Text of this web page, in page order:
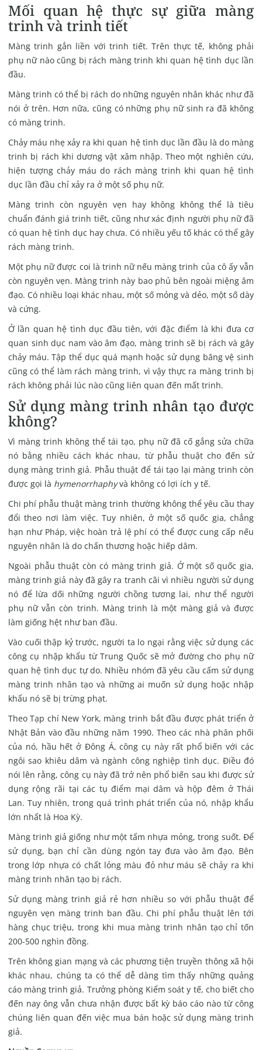
Mối quan hệ thực sự giữa màng
trinh và trinh tiết
Màng trinh gắn liền với trinh tiết. Trên thực tế, không phải
phụ nữ nào cũng bị rách màng trinh khi quan hệ tình dục lần
đầu.
Màng trinh có thể bị rách do những nguyên nhân khác như đã
nói ở trên. Hơn nữa, cũng có những phụ nữ sinh ra đã không
có màng trinh.
Chảy máu nhẹ xảy ra khi quan hệ tình dục lần đầu là do màng
trinh bị rách khi dương vật xâm nhập. Theo một nghiên cứu,
hiện tượng chảy máu do rách màng trinh khi quan hệ tình
dục lần đầu chỉ xảy ra ở một số phụ nữ.
Màng trinh còn nguyên vẹn hay không không thể là tiêu
chuẩn đánh giá trinh tiết, cũng như xác định người phụ nữ đã
có quan hệ tình dục hay chưa. Có nhiều yếu tố khác có thể gây
rách màng trinh.
Một phụ nữ được coi là trinh nữ nếu màng trinh của cô ấy vẫn
còn nguyên vẹn. Màng trinh này bao phủ bên ngoài miệng âm
đạo. Có nhiều loại khác nhau, một số mỏng và dẻo, một số dày
và cứng.
Ở lần quan hệ tình dục đầu tiên, với đặc điểm là khi đưa cơ
quan sinh dục nam vào âm đạo, màng trinh sẽ bị rách và gây
chảy máu. Tập thể dục quá mạnh hoặc sử dụng băng vệ sinh
cũng có thể làm rách màng trinh, vì vậy thực ra màng trinh bị
rách không phải lúc nào cũng liên quan đến mất trinh.
Sử dụng màng trinh nhân tạo được
không?
Vì màng trinh không thể tái tạo, phụ nữ đã cố gắng sửa chữa
nó bằng nhiều cách khác nhau, từ phẫu thuật cho đến sử
dụng màng trinh giả. Phẫu thuật để tái tạo lại màng trinh còn
được gọi là hymenorrhaphyvà không có lợi ích y tế.
Chi phí phẫu thuật màng trinh thường không thể yêu cầu thay
đổi theo nơi làm việc. Tuy nhiên, ở một số quốc gia, chẳng
hạn như Pháp, việc hoàn trả lệ phí có thể được cung cấp nếu
nguyên nhân là do chấn thương hoặc hiếp dâm.
Ngoài phẫu thuật còn có màng trinh giả. Ở một số quốc gia,
màng trinh giả này đã gây ra tranh cãi vì nhiều người sử dụng
nó để lừa dối những người chồng tương lai, như thể người
phụ nữ vẫn còn trinh. Màng trinh là một màng giả và được
làm giống hệt như ban đầu.
Vào cuối thập kỷ trước, người ta lo ngại rằng việc sử dụng các
công cụ nhập khẩu từ Trung Quốc sẽ mở đường cho phụ nữ
quan hệ tình dục tự do. Nhiều nhóm đã yêu cầu cấm sử dụng
màng trinh nhân tạo và những ai muốn sử dụng hoặc nhập
khẩu nó sẽ bị trừng phạt.
Theo Tạp chí New York, màng trinh bắt đầu được phát triển ở
Nhật Bản vào đầu những năm 1990. Theo các nhà phân phối
của nó, hầu hết ở Đông Á, công cụ này rất phổ biến với các
ngôi sao khiêu dâm và ngành công nghiệp tình dục. Điều đó
nói lên rằng, công cụ này đã trở nên phổ biến sau khi được sử
dụng rộng rãi tại các tụ điểm mại dâm và hộp đêm ở Thái
Lan. Tuy nhiên, trong quá trình phát triển của nó, nhập khẩu
lớn nhất là Hoa Kỳ.
Màng trinh giả giống như một tấm nhựa mỏng, trong suốt. Để
sử dụng, bạn chỉ cần dùng ngón tay đưa vào âm đạo. Bên
trong lớp nhựa có chất lỏng màu đỏ như máu sẽ chảy ra khi
màng trinh nhân tạo bị rách.
Sử dụng màng trinh giả rẻ hơn nhiều so với phẫu thuật để
nguyên vẹn màng trinh ban đầu. Chi phí phẫu thuật lên tới
hàng chục triệu, trong khi mua màng trinh nhân tạo chỉ tốn
200-500 nghìn đồng.
Trên không gian mạng và các phương tiện truyền thông xã hội
khác nhau, chúng ta có thể dễ dàng tìm thấy những quảng
cáo màng trinh giả. Trưởng phòng Kiểm soát y tế, cho biết cho
đến nay ông vẫn chưa nhận được bất kỳ báo cáo nào từ công
chúng liên quan đến việc mua bán hoặc sử dụng màng trinh
giả.